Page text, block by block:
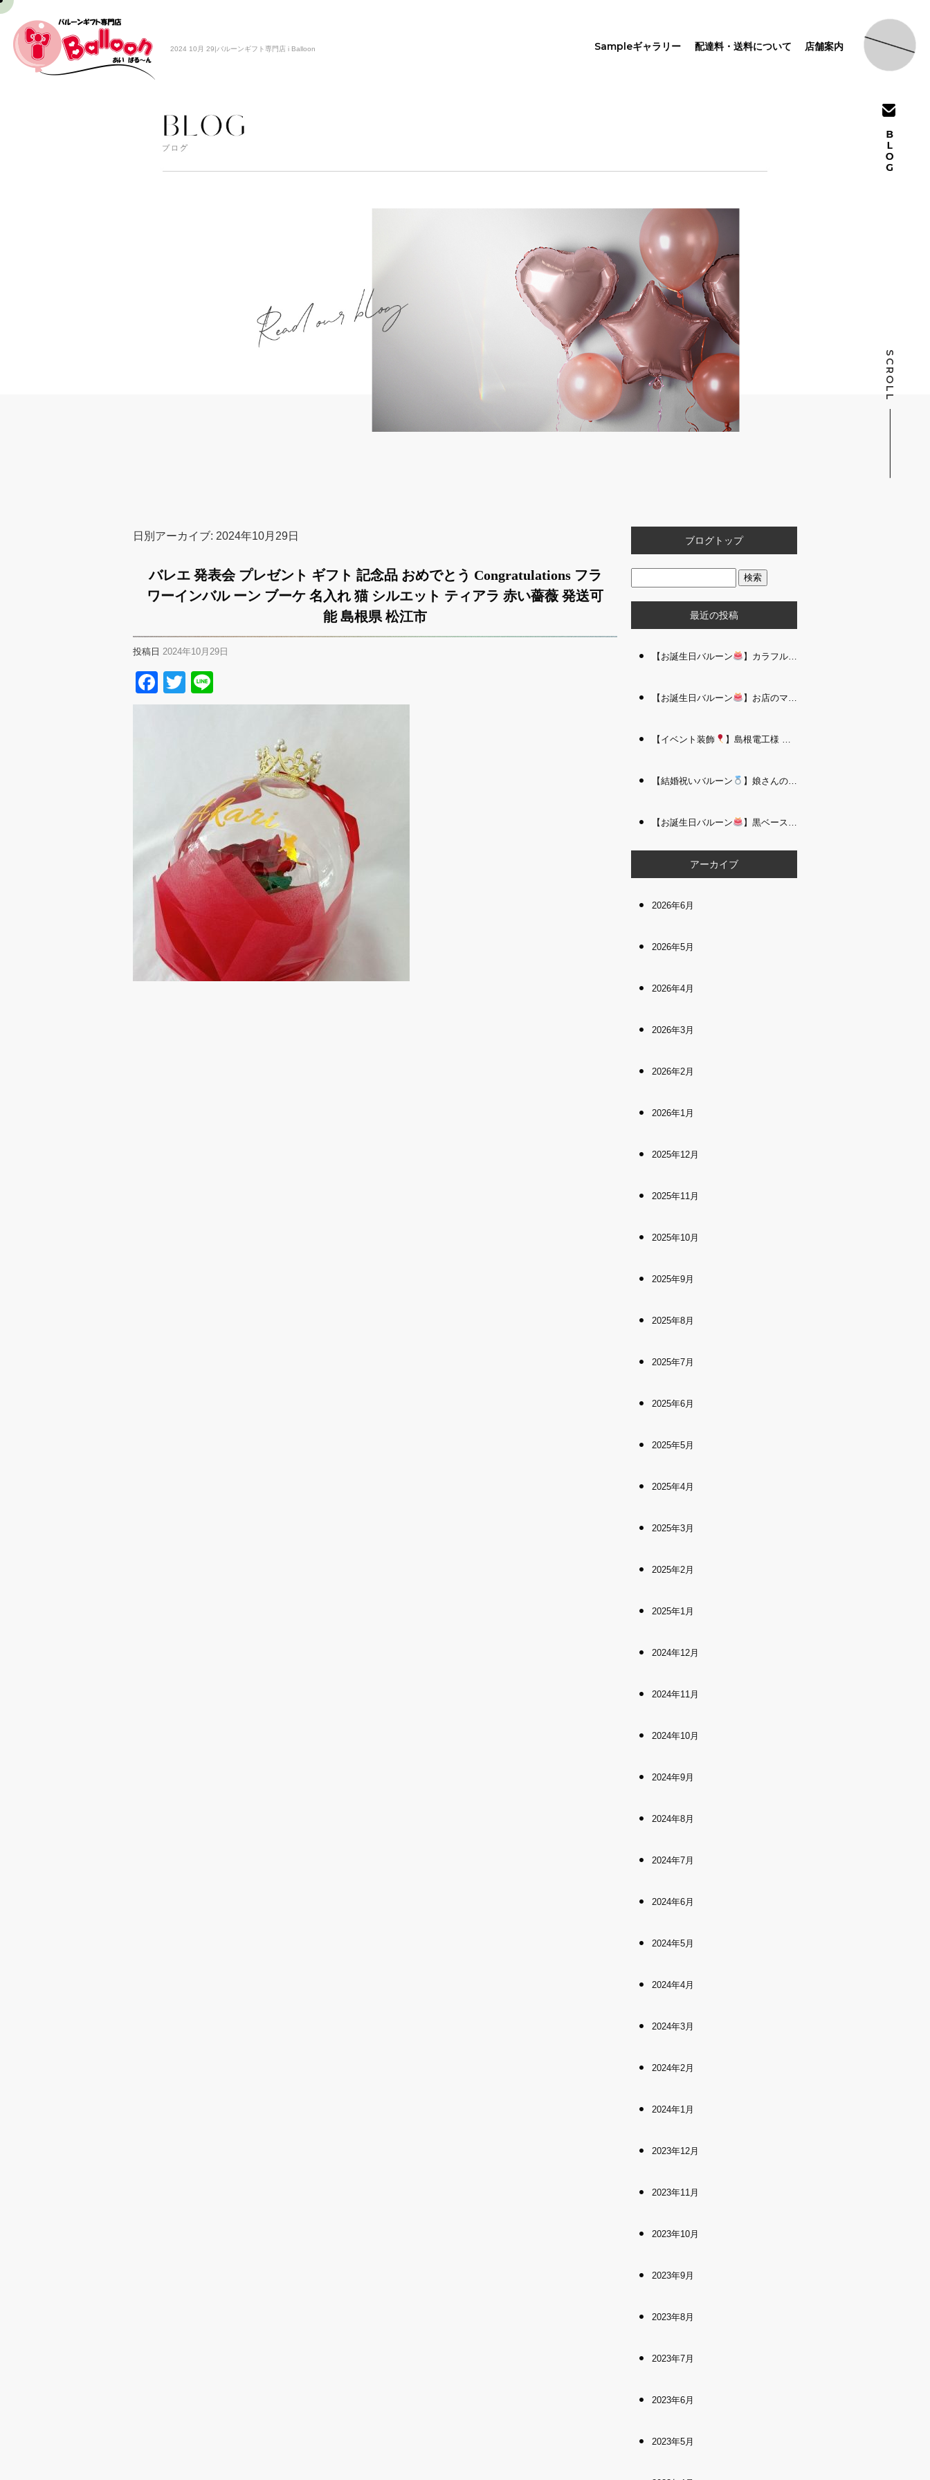
2024 10月 29|バルーンギフト専門店 i Balloon Sampleギャラリー 配達料・送料について 店舗案内
SCROLL
日別アーカイブ: 2024年10月29日
バレエ 発表会 プレゼント ギフト 記念品 おめでとう Congratulations フラ
ワーインバル ーン ブーケ 名入れ 猫 シルエット ティアラ 赤い薔薇 発送可
能 島根県 松江市
投稿日 2024年10月29日
Facebook
Twitter
ブログトップ
最近の投稿
【お誕生日バルーン 】カラフルで存在感たっぷりのバルーンタワー｜松江 i Balloo n
【お誕生日バルーン 】お店のママさんへの華やかなお祝いに｜シャンパン付き豪 華バルーンアレンジメント｜松江 i Balloon
【イベント装飾 】島根電工様 お客様感謝祭｜入口アーチ＆キッズコーナー装飾 を担当しました｜松江 i Balloon
【結婚祝いバルーン 】娘さんのご結婚祝いに｜ウェディングベアとフラワーイン バルーンが華やかなバルーンアレンジメント｜松江 i Balloon
【お誕生日バルーン 】黒ベース×ヒョウ柄がおしゃれ
アーカイブ
2026年6月
2026年5月
2026年4月
2026年3月
2026年2月
2026年1月
2025年12月
2025年11月
2025年10月
2025年9月
2025年8月
2025年7月
2025年6月
2025年5月
2025年4月
2025年3月
2025年2月
2025年1月
2024年12月
2024年11月
2024年10月
2024年9月
2024年8月
2024年7月
2024年6月
2024年5月
2024年4月
2024年3月
2024年2月
2024年1月
2023年12月
2023年11月
2023年10月
2023年9月
2023年8月
2023年7月
2023年6月
2023年5月